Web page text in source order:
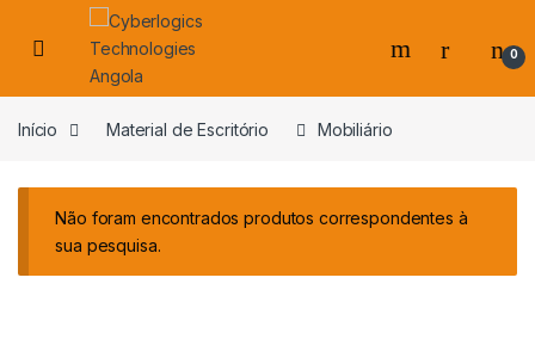
Skip to navigation
Skip to content
0
Início Material de Escritório Mobiliário
Não foram encontrados produtos correspondentes à
sua pesquisa.